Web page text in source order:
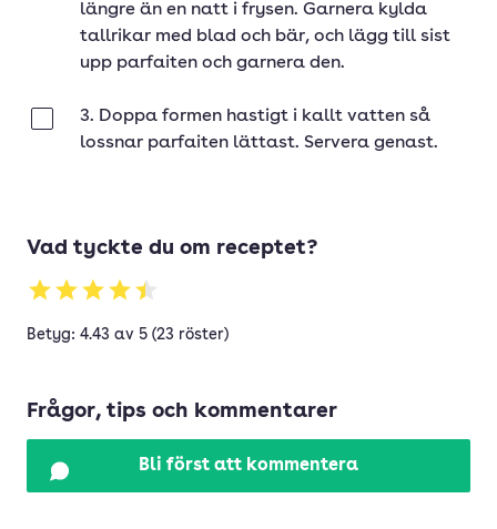
längre än en natt i frysen. Garnera kylda
tallrikar med blad och bär, och lägg till sist
upp parfaiten och garnera den.
3. Doppa formen hastigt i kallt vatten så
lossnar parfaiten lättast. Servera genast.
Vad tyckte du om receptet?
Betyg: 4.43 av 5 (23 röster)
Frågor, tips och kommentarer
Bli först att kommentera